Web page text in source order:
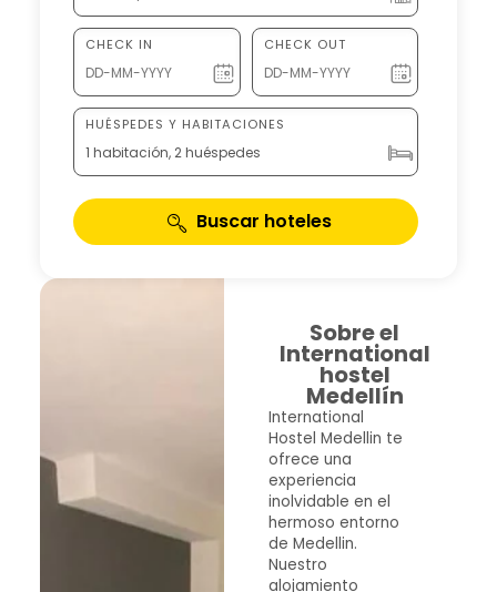
CHECK IN CHECK OUT
HUÉSPEDES Y HABITACIONES
1 habitación, 2 huéspedes
Buscar hoteles
Sobre el
International
hostel
Medellín
International
Hostel Medellin te
ofrece una
experiencia
inolvidable en el
hermoso entorno
de Medellin.
Nuestro
alojamiento